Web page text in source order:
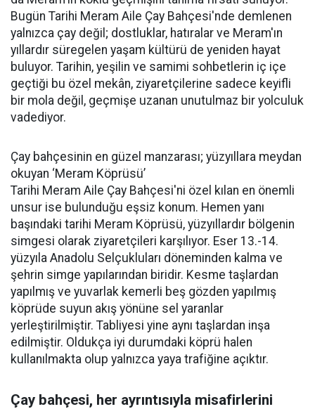
Bugün Tarihi Meram Aile Çay Bahçesi'nde demlenen
yalnızca çay değil; dostluklar, hatıralar ve Meram'ın
yıllardır süregelen yaşam kültürü de yeniden hayat
buluyor. Tarihin, yeşilin ve samimi sohbetlerin iç içe
geçtiği bu özel mekân, ziyaretçilerine sadece keyifli
bir mola değil, geçmişe uzanan unutulmaz bir yolculuk
vadediyor.
Çay bahçesinin en güzel manzarası; yüzyıllara meydan
okuyan ‘Meram Köprüsü’
Tarihi Meram Aile Çay Bahçesi'ni özel kılan en önemli
unsur ise bulunduğu eşsiz konum. Hemen yanı
başındaki tarihi Meram Köprüsü, yüzyıllardır bölgenin
simgesi olarak ziyaretçileri karşılıyor. Eser 13.-14.
yüzyıla Anadolu Selçukluları döneminden kalma ve
şehrin simge yapılarından biridir. Kesme taşlardan
yapılmış ve yuvarlak kemerli beş gözden yapılmış
köprüde suyun akış yönüne sel yaranlar
yerleştirilmiştir. Tabliyesi yine aynı taşlardan inşa
edilmiştir. Oldukça iyi durumdaki köprü halen
kullanılmakta olup yalnızca yaya trafiğine açıktır.
Çay bahçesi, her ayrıntısıyla misafirlerini